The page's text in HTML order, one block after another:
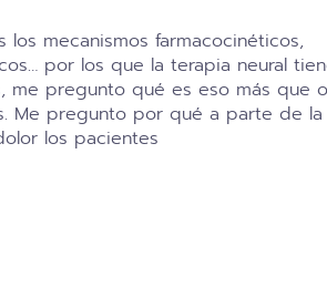
los mecanismos farmacocinéticos,
por los que la terapia neural
me pregunto qué es eso más que
Me pregunto por qué a parte de la
los pacientes